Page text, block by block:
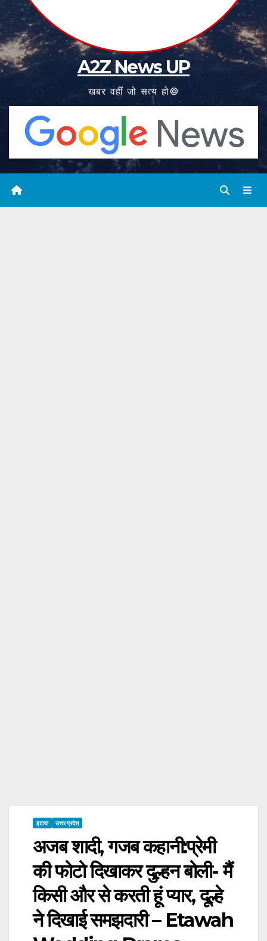
A2Z News UP
खबर वहीं जो सत्य हो©
इटावा उत्तर प्रदेश
अजब शादी, गजब कहानी:प्रेमी
की फोटो दिखाकर दुल्हन बोली- मैं
किसी और से करती हूं प्यार, दूल्हे
ने दिखाई समझदारी – Etawah